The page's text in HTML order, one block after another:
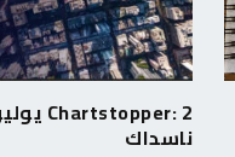
ناسداك